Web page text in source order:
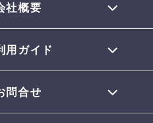
社概要
用ガイド
払いについて
問合せ